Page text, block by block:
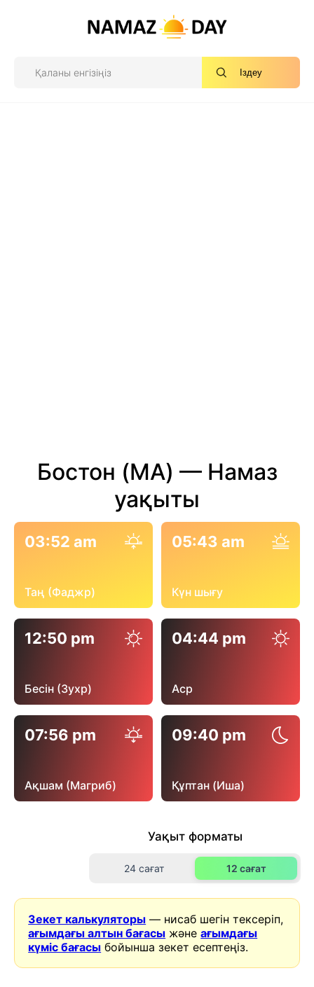
Іздеу
Бостон (MA) — Намаз
уақыты
03:52 am
Таң (Фаджр)
05:43 am
Күн шығу
12:50 pm
Бесін (Зухр)
04:44 pm
Аср
07:56 pm
Ақшам (Магриб)
09:40 pm
Құптан (Иша)
Уақыт форматы
24 сағат 12 сағат
Зекет калькуляторы — нисаб шегін тексеріп,
ағымдағы алтын бағасы жәнеағымдағы
күміс бағасы бойынша зекет есептеңіз.